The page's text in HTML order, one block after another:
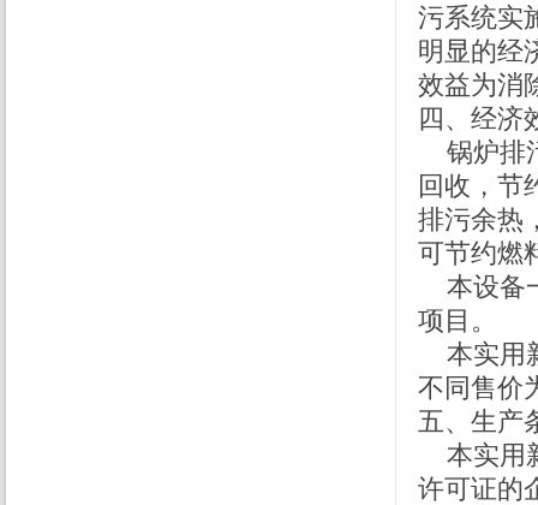
污系统实
明显的经
效益为消
四、经济
锅炉排
回收，节
排污余热
可节约燃
本设备
项目。
本实用
不同售价
五、生产
本实用
许可证的